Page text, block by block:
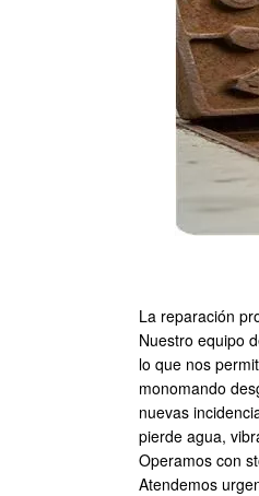
La reparación
Nuestro equipo
lo que nos
monomando
nuevas
pierde agua,
Operamos con
Atendemos